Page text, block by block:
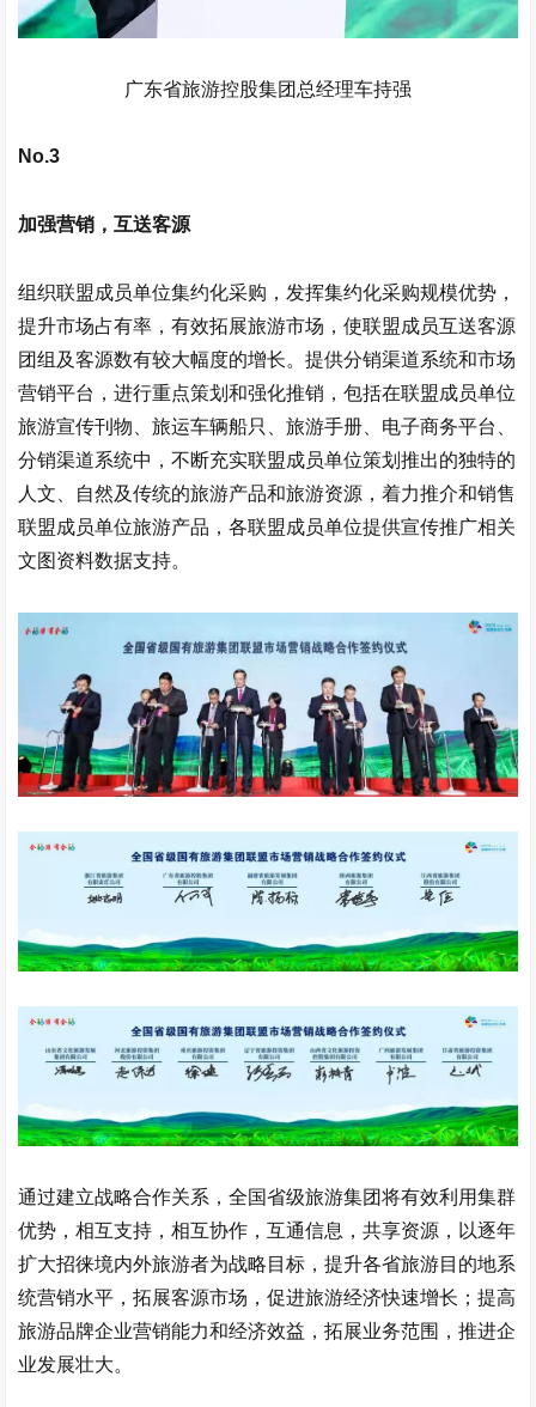
广东省旅游控股集团总经理车持强
No.3
加强营销，互送客源
组织联盟成员单位集约化采购，发挥集约化采购规模优势，
提升市场占有率，有效拓展旅游市场，使联盟成员互送客源
团组及客源数有较大幅度的增长。提供分销渠道系统和市场
营销平台，进行重点策划和强化推销，包括在联盟成员单位
旅游宣传刊物、旅运车辆船只、旅游手册、电子商务平台、
分销渠道系统中，不断充实联盟成员单位策划推出的独特的
人文、自然及传统的旅游产品和旅游资源，着力推介和销售
联盟成员单位旅游产品，各联盟成员单位提供宣传推广相关
文图资料数据支持。
通过建立战略合作关系，全国省级旅游集团将有效利用集群
优势，相互支持，相互协作，互通信息，共享资源，以逐年
扩大招徕境内外旅游者为战略目标，提升各省旅游目的地系
统营销水平，拓展客源市场，促进旅游经济快速增长；提高
旅游品牌企业营销能力和经济效益，拓展业务范围，推进企
业发展壮大。